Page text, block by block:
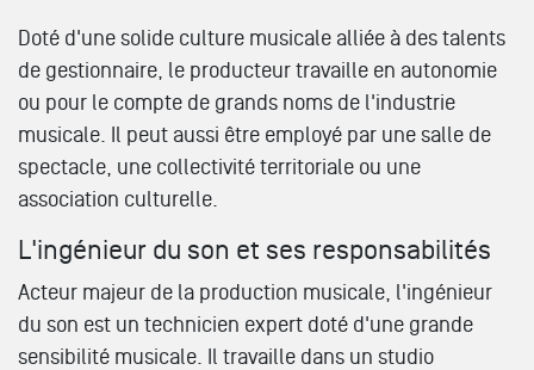
Doté d'une solide culture musicale alliée à des talents
de gestionnaire, le producteur travaille en autonomie
ou pour le compte de grands noms de l'industrie
musicale. Il peut aussi être employé par une salle de
spectacle, une collectivité territoriale ou une
association culturelle.
L'ingénieur du son et ses responsabilités
Acteur majeur de la production musicale, l'ingénieur
du son est un technicien expert doté d'une grande
sensibilité musicale. Il travaille dans un studio